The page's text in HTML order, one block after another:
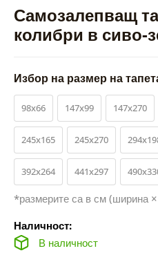
Самозалепващ
колибри в сиво-
Избор на размер на
98x66 147x99 147x270
245x165 245x270
392x264 441x297
*размерите са в см (ширина
Наличност:
В наличност